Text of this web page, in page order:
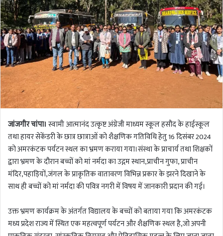
जांजगीर चांपा। स्वामी आत्मानंद उत्कृष्ट अंग्रेजी माध्यम स्कूल हसौद के हाईस्कूल
तथा हायर सेकेंडरी के छात्र छात्राओं को शैक्षणिक गतिविधि हेतु 16 दिसंबर 2024
को अमरकंटक पर्यटन स्थल का भ्रमण कराया गया।संस्था के प्राचार्य तथा शिक्षकों
द्वारा भ्रमण के दौरान बच्चों को मां नर्मदा का उद्गम स्थान,प्राचीन गुफा, प्राचीन
मंदिर,पहाड़ियों,जंगल के प्राकृतिक वातावरण विभिन्न प्रकार के झरने दिखाने के
साथ ही बच्चों को मां नर्मदा की पवित्र नगरी में विषय में जानकारी प्रदान की गई।
उक्त भ्रमण कार्यक्रम के अंतर्गत विद्यालय के बच्चों को बताया गया कि अमरकंटक
मध्य प्रदेश राज्य में स्थित एक महत्वपूर्ण पर्यटन और शैक्षणिक स्थल है,जो अपनी